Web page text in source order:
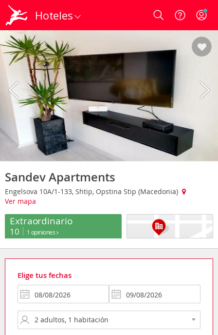
Hoteles Login
Sandev Apartments
Engelsova 10A/1-133, Shtip, Opstina Stip (Macedonia)
Ver mapa
Extraordinario
10 1 opiniones
Elige tus fechas